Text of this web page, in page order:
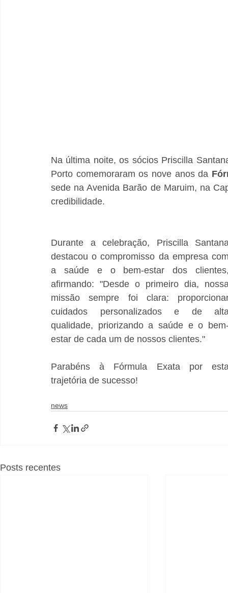
Na última noite, os sócios Priscilla
Porto comemoraram os nove anos da
sede na Avenida Barão de Maruim, na
credibilidade.
Durante a celebração, Priscilla
destacou o compromisso da empresa
a saúde e o bem-estar dos
afirmando: "Desde o primeiro dia,
missão sempre foi clara:
cuidados personalizados e de
qualidade, priorizando a saúde e o
estar de cada um de nossos clientes."
Parabéns à Fórmula Exata por
trajetória de sucesso!
news
Posts recentes